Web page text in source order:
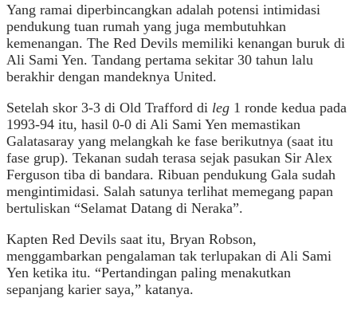
Yang ramai diperbincangkan adalah potensi intimidasi
pendukung tuan rumah yang juga membutuhkan
kemenangan. The Red Devils memiliki kenangan buruk di
Ali Sami Yen. Tandang pertama sekitar 30 tahun lalu
berakhir dengan mandeknya United.
Setelah skor 3-3 di Old Trafford di leg 1 ronde kedua pada
1993-94 itu, hasil 0-0 di Ali Sami Yen memastikan
Galatasaray yang melangkah ke fase berikutnya (saat itu
fase grup). Tekanan sudah terasa sejak pasukan Sir Alex
Ferguson tiba di bandara. Ribuan pendukung Gala sudah
mengintimidasi. Salah satunya terlihat memegang papan
bertuliskan “Selamat Datang di Neraka”.
Kapten Red Devils saat itu, Bryan Robson,
menggambarkan pengalaman tak terlupakan di Ali Sami
Yen ketika itu. “Pertandingan paling menakutkan
sepanjang karier saya,” katanya.